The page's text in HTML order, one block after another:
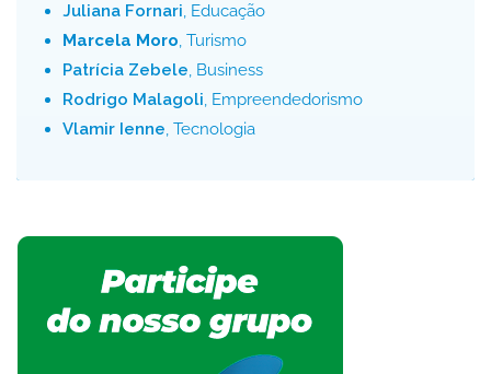
Juliana Fornari, Educação
Marcela Moro, Turismo
Patrícia Zebele, Business
Rodrigo Malagoli, Empreendedorismo
Vlamir Ienne, Tecnologia